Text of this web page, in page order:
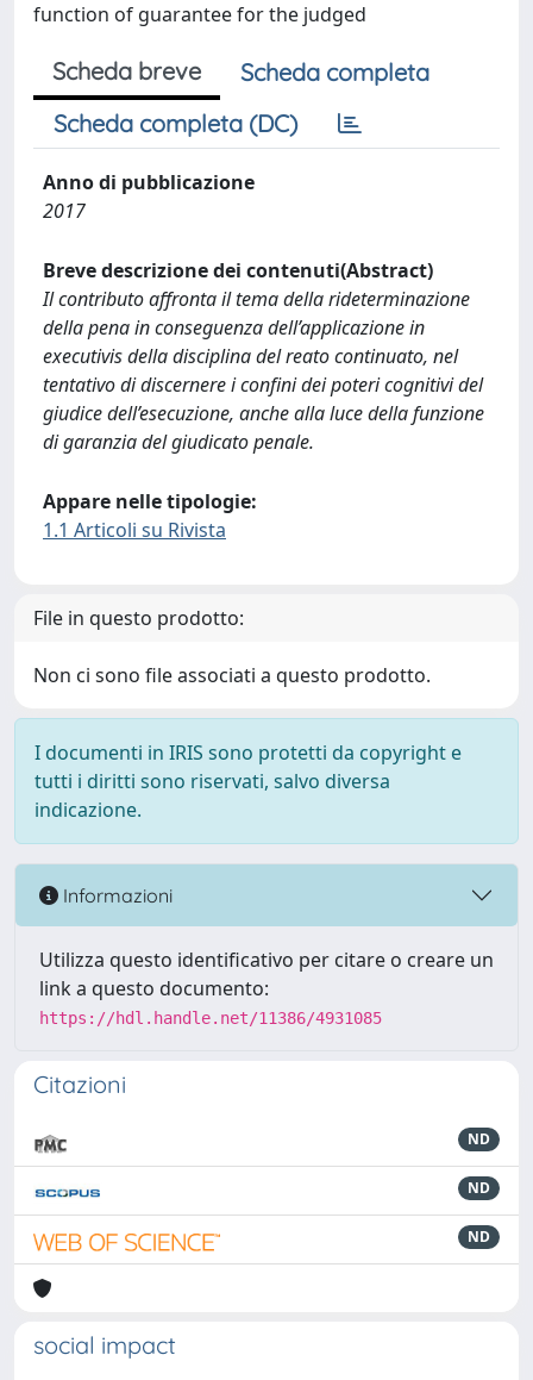
function of guarantee for the judged
Scheda breve
Scheda completa
Scheda completa (DC)
Anno di pubblicazione
2017
Breve descrizione dei contenuti(Abstract)
Il contributo affronta il tema della rideterminazione
della pena in conseguenza dell’applicazione in
executivis della disciplina del reato continuato, nel
tentativo di discernere i confini dei poteri cognitivi del
giudice dell’esecuzione, anche alla luce della funzione
di garanzia del giudicato penale.
Appare nelle tipologie:
1.1 Articoli su Rivista
File in questo prodotto:
Non ci sono file associati a questo prodotto.
I documenti in IRIS sono protetti da copyright e
tutti i diritti sono riservati, salvo diversa
indicazione.
Informazioni
Utilizza questo identificativo per citare o creare un
link a questo documento:
https://hdl.handle.net/11386/4931085
Citazioni
ND
ND
ND
social impact